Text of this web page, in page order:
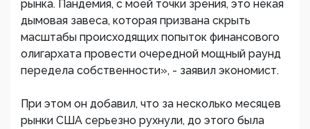
рынка. Пандемия, с моей точки зрения, это некая
дымовая завеса, которая призвана скрыть
масштабы происходящих попыток финансового
олигархата провести очередной мощный раунд
передела собственности», - заявил экономист.
При этом он добавил, что за несколько месяцев
рынки США серьезно рухнули, до этого была